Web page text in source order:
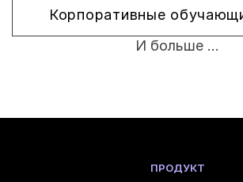
Корпоративные
И больше ...
ПРОДУКТ